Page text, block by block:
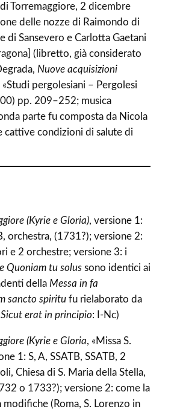
Torremaggiore, 2 dicembre
delle nozze di Raimondo di
di Sansevero e Carlotta Gaetani
(libretto, già considerato
Nuove acquisizioni
«Studi pergolesiani – Pergolesi
pp. 209–252; musica
parte fu composta da Nicola
cattive condizioni di salute di
(Kyrie e Gloria), versione 1:
orchestra, (1731?); versione 2:
e 2 orchestre; versione 3: i
Quoniam tu solussono identici ai
della Messa in fa
sancto spiritufu rielaborato da
Sicut erat in principio: I-Nc)
(Kyrie e Gloria, «Missa S.
1: S, A, SSATB, SSATB, 2
Chiesa di S. Maria della Stella,
o 1733?); versione 2: come la
(Roma, S. Lorenzo in